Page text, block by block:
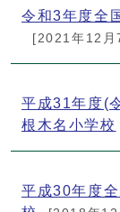
令和3年度全
[2021年12月
平成31年度(
根木名小学校
平成30年度